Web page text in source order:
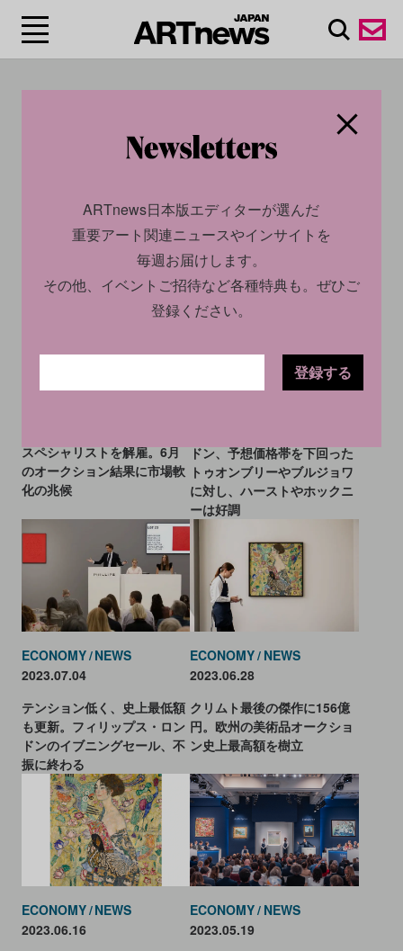
ト/Gustav Klimt
スペシャリストを解雇。6月
のオークション結果に市場軟
化の兆候
NEWS
ドン、予想価格帯を下回った
トゥオンブリーやブルジョワ
に対し、ハーストやホックニ
ーは好調
ECONOMY NEWS
2023.07.04
テンション低く、史上最低額
も更新。フィリップス・ロン
ドンのイブニングセール、不
振に終わる
ECONOMY NEWS
2023.06.28
クリムト最後の傑作に156億
円。欧州の美術品オークショ
ン史上最高額を樹立
ECONOMY NEWS
2023.06.16
ECONOMY NEWS
2023.05.19
ARTnews日本版エディターが選んだ
重要アート関連ニュースやインサイトを
毎週お届けします。
その他、イベントご招待など各種特典も。ぜひご
登録ください。
登録する